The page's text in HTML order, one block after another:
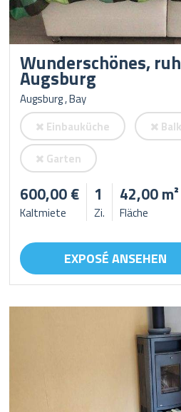
Wunderschönes,
Augsburg
Augsburg , Bay
Einbauküche
Garten
600,00 €
Kaltmiete
1
Zi.
42,00 m²
Fläche
EXPOSÉ ANSEHEN